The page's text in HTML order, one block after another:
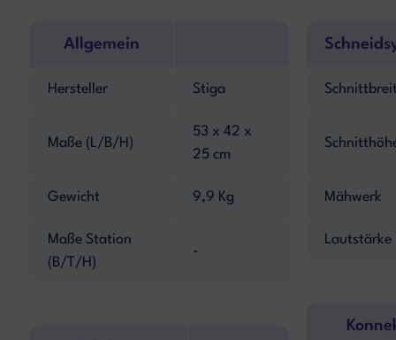
Allgemein
Hersteller Stiga
Maße (L/B/H)
53 x 42 x
25 cm
Gewicht 9,9 Kg
Maße Station
(B/T/H)
-
Mähwerk
Lautstärke